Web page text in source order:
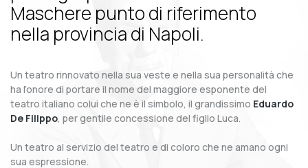
Maschere punto di riferimento
nella provincia di Napoli.
Un teatro rinnovato nella sua veste e nella sua personalità che
ha l’onore di portare il nome del maggiore esponente del
teatro italiano colui che ne è il simbolo, il grandissimo Eduardo
De Filippo, per gentile concessione del figlio Luca.
Un teatro al servizio del teatro e di coloro che ne amano ogni
sua espressione.